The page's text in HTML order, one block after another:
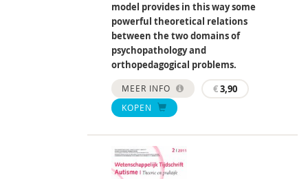
model provides in this way some
powerful theoretical relations
between the two domains of
psychopathology and
orthopedagogical problems.
MEER INFO €3,90
KOPEN